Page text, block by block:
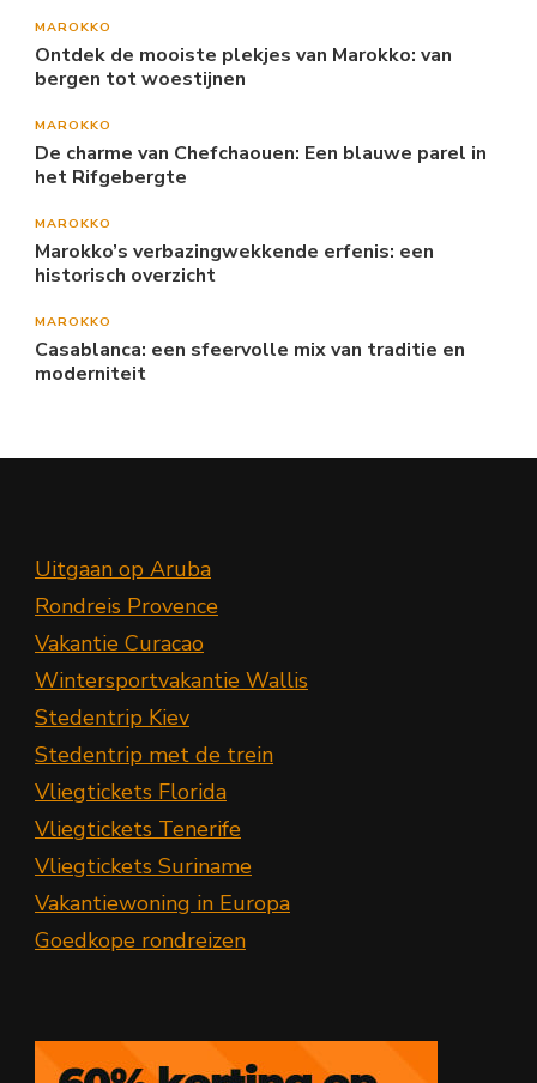
MAROKKO
Ontdek de mooiste plekjes van Marokko: van
bergen tot woestijnen
MAROKKO
De charme van Chefchaouen: Een blauwe parel in
het Rifgebergte
MAROKKO
Marokko’s verbazingwekkende erfenis: een
historisch overzicht
MAROKKO
Casablanca: een sfeervolle mix van traditie en
moderniteit
Uitgaan op Aruba
Rondreis Provence
Vakantie Curacao
Wintersportvakantie Wallis
Stedentrip Kiev
Stedentrip met de trein
Vliegtickets Florida
Vliegtickets Tenerife
Vliegtickets Suriname
Vakantiewoning in Europa
Goedkope rondreizen